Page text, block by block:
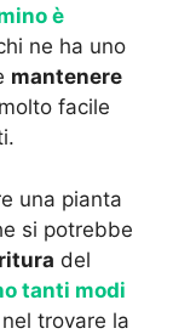
è
ne ha uno
mantenere
facile
una pianta
si potrebbe
del
tanti modi
trovare la